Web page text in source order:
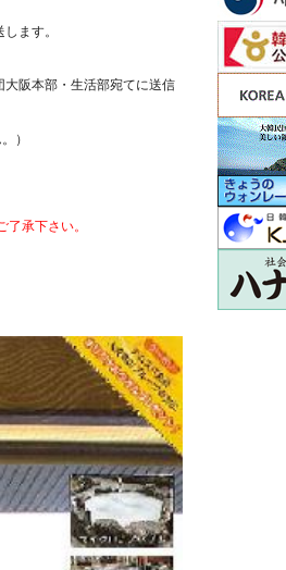
ます。
阪本部・生活部宛てに送信
）
承下さい。